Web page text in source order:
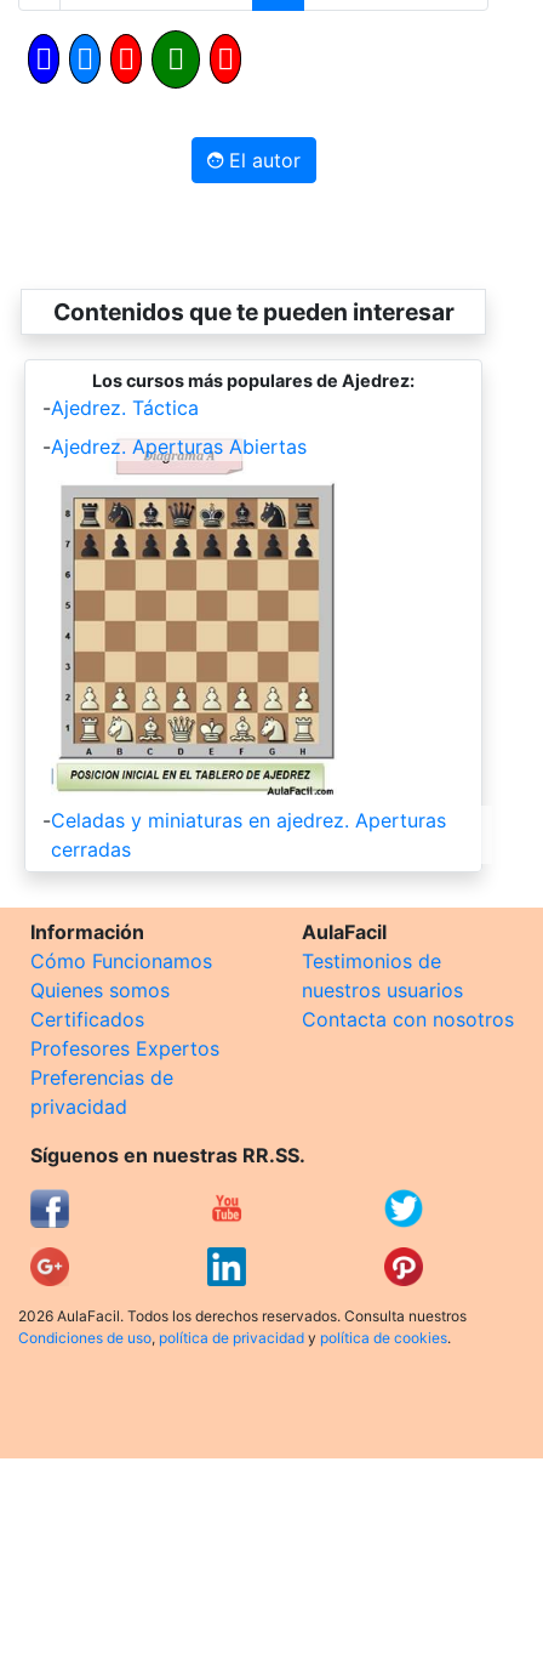
El autor
Contenidos que te pueden interesar
Los cursos más populares de Ajedrez:
-Ajedrez. Táctica
-Ajedrez. Aperturas Abiertas
-Celadas y miniaturas en ajedrez. Aperturas
cerradas
Información
Cómo Funcionamos
Quienes somos
Certificados
Profesores Expertos
Preferencias de
privacidad
AulaFacil
Testimonios de
nuestros usuarios
Contacta con nosotros
Síguenos en nuestras RR.SS.
2026 AulaFacil. Todos los derechos reservados. Consulta nuestros
Condiciones de uso, política de privacidad y política de cookies.